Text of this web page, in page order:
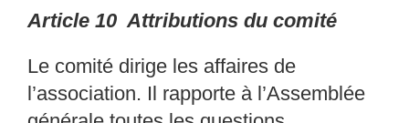
Article 10 Attributions du comité
Le comité dirige les affaires de
l’association. Il rapporte à l’Assemblée